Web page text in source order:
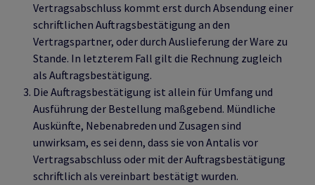
Vertragsabschluss kommt erst durch Absendung einer
schriftlichen Auftragsbestätigung an den
Vertragspartner, oder durch Auslieferung der Ware zu
Stande. In letzterem Fall gilt die Rechnung zugleich
als Auftragsbestätigung.
Die Auftragsbestätigung ist allein für Umfang und
Ausführung der Bestellung maßgebend. Mündliche
Auskünfte, Nebenabreden und Zusagen sind
unwirksam, es sei denn, dass sie von Antalis vor
Vertragsabschluss oder mit der Auftragsbestätigung
schriftlich als vereinbart bestätigt wurden.